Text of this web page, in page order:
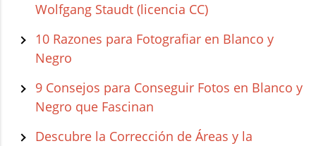
Wolfgang Staudt (licencia CC)
10 Razones para Fotografiar en Blanco y
Negro
9 Consejos para Conseguir Fotos en Blanco y
Negro que Fascinan
Descubre la Corrección de Áreas y la